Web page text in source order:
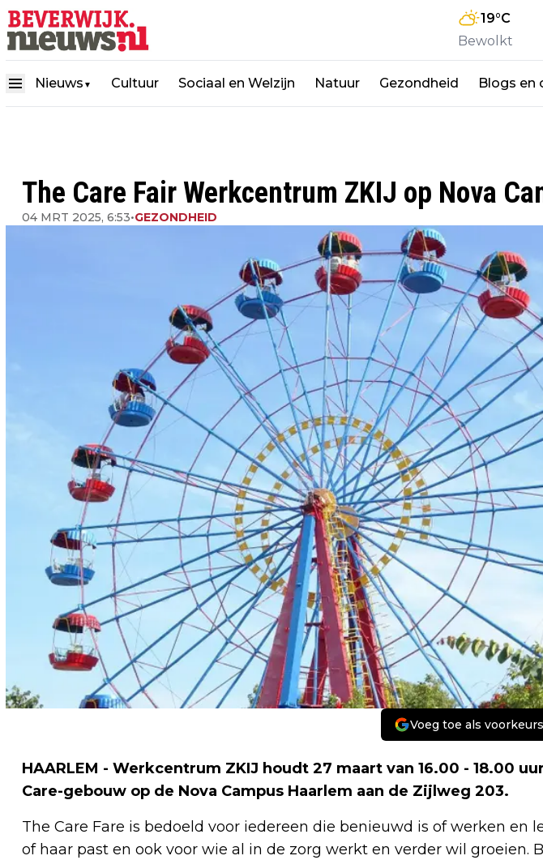
19°C
Bewolkt
Nieuws ▼ Cultuur Sociaal en Welzijn Natuur Gezondheid Blogs en
The Care Fair Werkcentrum ZKIJ op Nova
04 MRT 2025, 6:53•GEZONDHEID
Voeg toe als
HAARLEM - Werkcentrum ZKIJ houdt 27 maart van 16.00 - 18.00
Care-gebouw op de Nova Campus Haarlem aan de Zijlweg 203.
The Care Fare is bedoeld voor iedereen die benieuwd is of werken en
of haar past en ook voor wie al in de zorg werkt en verder wil groeien.